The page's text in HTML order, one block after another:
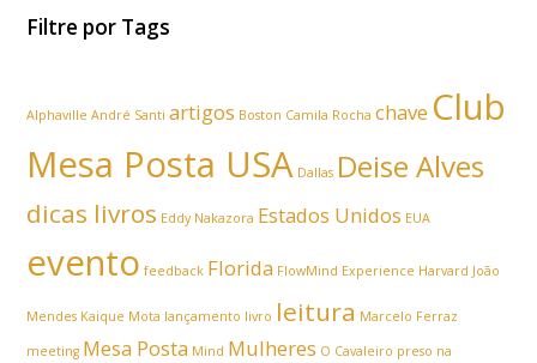
Filtre por Tags
Alphaville André Santi artigos Boston Camila Rocha chave Club
Mesa Posta USA Dallas Deise Alves
dicas livros Eddy Nakazora Estados Unidos EUA
evento feedback Florida FlowMind Experience Harvard João
Mendes Kaique Mota lançamento livro leitura Marcelo Ferraz
meeting Mesa Posta Mind Mulheres O Cavaleiro preso na